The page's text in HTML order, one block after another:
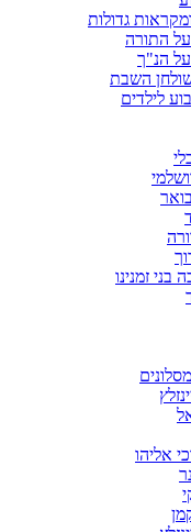
גדולות
התורה
הנ"ך
השבת
לילדים
בני זמנינו
אליהו